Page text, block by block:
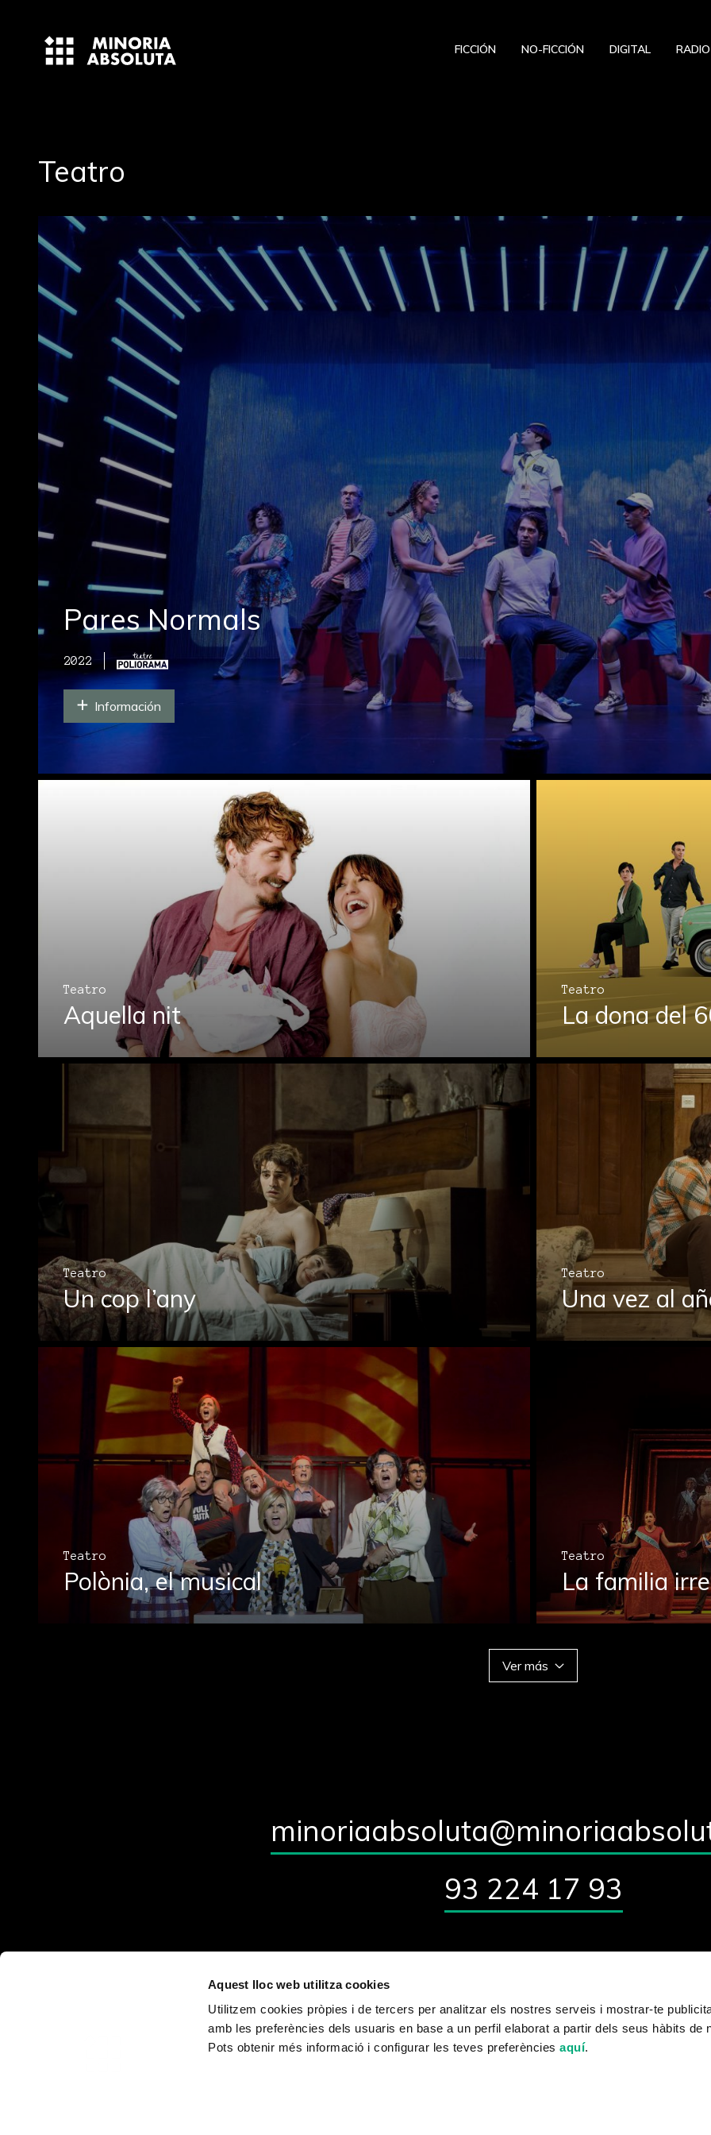
Aquest lloc web utilitza cookies
Utilitzem cookies pròpies i de tercers per analitzar els nostres serveis i mostrar-te
amb les preferències dels usuaris en base a un perfil elaborat a partir dels seus hàbits de
Pots obtenir més informació i configurar les teves preferènciesaquí.
FICCIÓN NO-FICCIÓN DIGITAL RADIO
Teatro
Pares Normals
2022
Información
Teatro
Aquella nit
Teatro
La dona del
Teatro
Un cop l’any
Teatro
Una vez al
Teatro
Polònia, el musical
Teatro
La familia
Ver más
93 224 17 93